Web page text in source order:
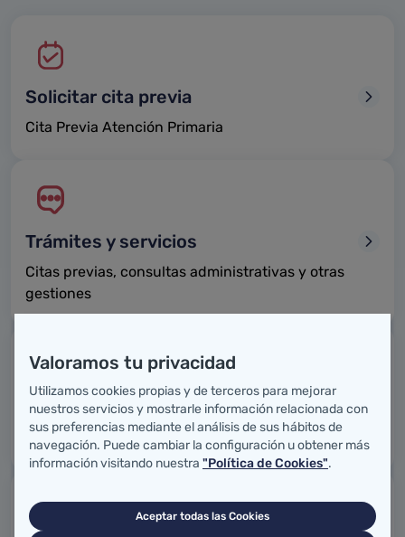
Solicitar cita previa
Cita Previa Atención Primaria
Trámites y servicios
Citas previas, consultas administrativas y otras
gestiones
Mapa sanitario de Cantabria
Busca tu centro de atención
Valoramos tu privacidad
Utilizamos cookies propias y de terceros para mejorar
nuestros servicios y mostrarle información relacionada con
sus preferencias mediante el análisis de sus hábitos de
navegación. Puede cambiar la configuración u obtener más
información visitando nuestra "Política de Cookies".
Aceptar todas las Cookies